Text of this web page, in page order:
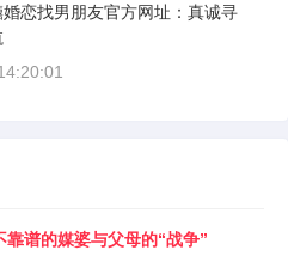
恋找男朋友官方网址：真诚寻
谱的媒婆与父母的“战争”